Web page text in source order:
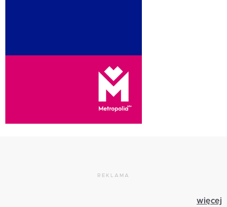
REKLAMA
więcej